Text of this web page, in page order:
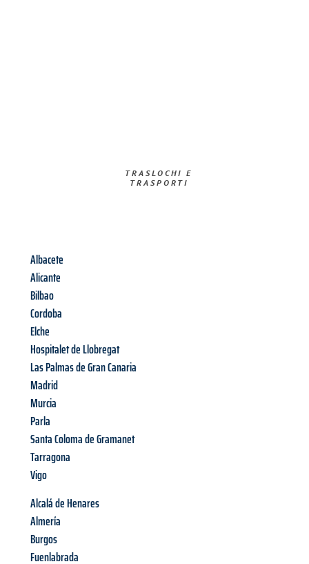
TRASLOCHI E
TRASPORTI​
Albacete
Alicante
Bilbao
Cordoba
Elche
Hospitalet de Llobregat
Las Palmas de Gran Canaria
Madrid
Murcia
Parla
Santa Coloma de Gramanet
Tarragona
Vigo
Alcalá de Henares
Almería
Burgos
Fuenlabrada